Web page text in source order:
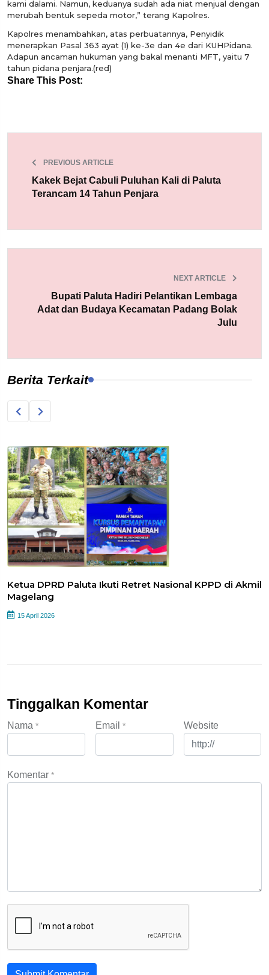
kami dalami. Namun, keduanya sudah ada niat menjual dengan
merubah bentuk sepeda motor,” terang Kapolres.
Kapolres menambahkan, atas perbuatannya, Penyidik
menerapkan Pasal 363 ayat (1) ke-3e dan 4e dari KUHPidana.
Adapun ancaman hukuman yang bakal menanti MFT, yaitu 7
tahun pidana penjara.(red)
Share This Post:
PREVIOUS ARTICLE
Kakek Bejat Cabuli Puluhan Kali di Paluta
Terancam 14 Tahun Penjara
NEXT ARTICLE
Bupati Paluta Hadiri Pelantikan Lembaga
Adat dan Budaya Kecamatan Padang Bolak
Julu
Berita Terkait
Ketua DPRD Paluta Ikuti Retret Nasional KPPD di Akmil
Magelang
15 April 2026
Tinggalkan Komentar
Nama * Email * Website
Komentar *